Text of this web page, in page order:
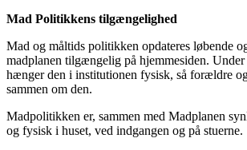
Mad Politikkens tilgængelighed
Mad og måltids politikken opdateres løbende
madplanen tilgængelig på hjemmesiden.
hænger den i institutionen fysisk, så forældre
sammen om den.
Madpolitikken er, sammen med Madplanen
og fysisk i huset, ved indgangen og på stuerne.